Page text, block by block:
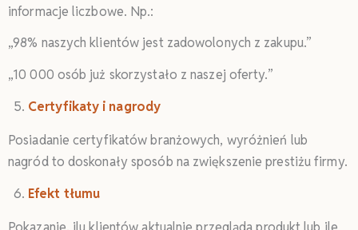
informacje liczbowe. Np.:
„98% naszych klientów jest zadowolonych z zakupu.”
„10 000 osób już skorzystało z naszej oferty.”
Certyfikaty i nagrody
Posiadanie certyfikatów branżowych, wyróżnień lub
nagród to doskonały sposób na zwiększenie prestiżu firmy.
Efekt tłumu